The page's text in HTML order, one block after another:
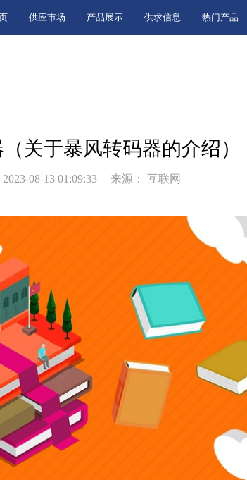
供应市场 产品展示 供求信息 热门产品
关于暴风转码器的介绍）
08-13 01:09:33 来源： 互联网